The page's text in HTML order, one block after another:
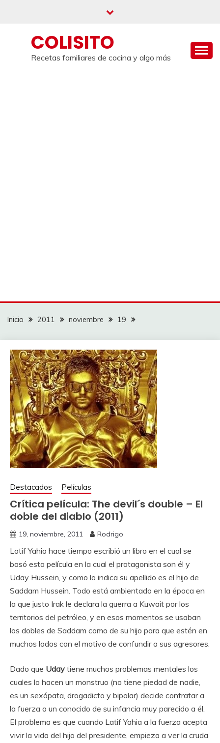
COLISITO
Recetas familiares de cocina y algo más
Inicio 2011 noviembre 19
Destacados Películas
Crítica película: The devil´s double – El
doble del diablo (2011)
19, noviembre, 2011 Rodrigo
Latif Yahia hace tiempo escribió un libro en el cual se
basó esta película en la cual el protagonista son él y
Uday Hussein, y como lo indica su apellido es el hijo de
Saddam Hussein. Todo está ambientado en la época en
la que justo Irak le declara la guerra a Kuwait por los
territorios del petróleo, y en esos momentos se usaban
los dobles de Saddam como de su hijo para que estén en
muchos lados con el motivo de confundir a sus agresores.
Dado que Uday tiene muchos problemas mentales los
cuales lo hacen un monstruo (no tiene piedad de nadie,
es un sexópata, drogadicto y bipolar) decide contratar a
la fuerza a un conocido de su infancia muy parecido a él.
El problema es que cuando Latif Yahia a la fuerza acepta
vivir la vida del hijo del presidente, empieza a ver la cruda